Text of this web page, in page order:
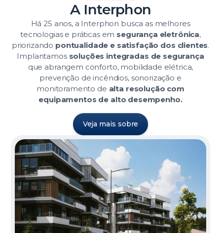
A Interphon
Há 25 anos, a Interphon busca as melhores
tecnologias e práticas em segurança eletrônica,
priorizando pontualidade e satisfação dos clientes.
Implantamos soluções integradas de segurança
que abrangem conforto, mobilidade elétrica,
prevenção de incêndios, sonorização e
monitoramento de alta resolução com
equipamentos de alto desempenho.
Veja mais sobre